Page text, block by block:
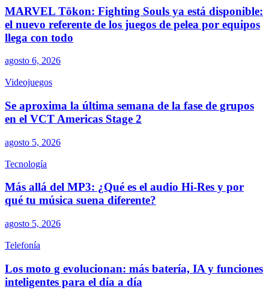
MARVEL Tōkon: Fighting Souls ya está disponible:
el nuevo referente de los juegos de pelea por equipos
llega con todo
agosto 6, 2026
Videojuegos
Se aproxima la última semana de la fase de grupos
en el VCT Americas Stage 2
agosto 5, 2026
Tecnología
Más allá del MP3: ¿Qué es el audio Hi-Res y por
qué tu música suena diferente?
agosto 5, 2026
Telefonía
Los moto g evolucionan: más batería, IA y funciones
inteligentes para el día a día